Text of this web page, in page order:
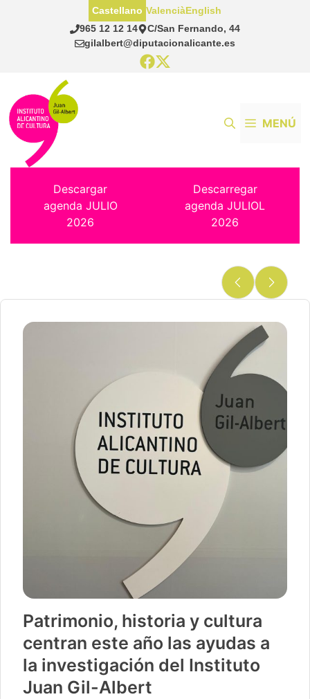
965 12 12 14
C/San Fernando, 44
gilalbert@diputacionalicante.es
Castellano ValenciàEnglish
MENÚ
Descargar
agenda JULIO
2026
Descarregar
agenda JULIOL
2026
Patrimonio, historia y cultura
centran este año las ayudas a
la investigación del Instituto
Juan Gil-Albert